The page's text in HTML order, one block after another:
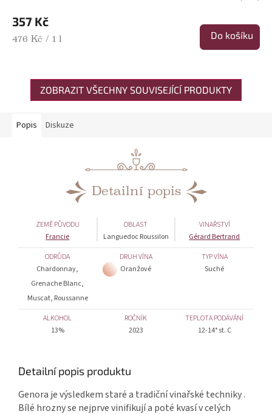
357 Kč
Měrná cena:
476 Kč / 1 l Do košíku
ZOBRAZIT VŠECHNY SOUVISEJÍCÍ PRODUKTY
Popis Diskuze
Detailní popis
ZEMĚ PŮVODU
Francie
OBLAST
Languedoc Roussilon
VINAŘSTVÍ
Gérard Bertrand
ODRŮDA
Chardonnay,
Grenache Blanc,
Muscat, Roussanne
DRUH VÍNA
Oranžové
TYP VÍNA
Suché
ALKOHOL
13%
ROČNÍK
2023
TEPLOTA PODÁVÁNÍ
12-14° st. C
Detailní popis produktu
Genora je výsledkem staré a tradiční vinařské techniky .
Bílé hrozny se nejprve vinifikují a poté kvasí v celých